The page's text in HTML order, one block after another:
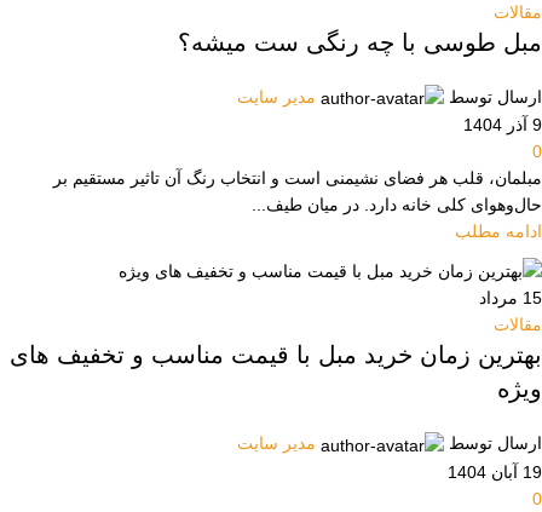
مقالات
مبل طوسی با چه رنگی ست میشه؟
ارسال توسط
مدیر سایت
9 آذر 1404
0
مبلمان، قلب هر فضای نشیمنی است و انتخاب رنگ آن تاثیر مستقیم بر
حال‌وهوای کلی خانه دارد. در میان طیف...
ادامه مطلب
15 مرداد
مقالات
بهترین زمان خرید مبل با قیمت مناسب و تخفیف های
ویژه
ارسال توسط
مدیر سایت
19 آبان 1404
0